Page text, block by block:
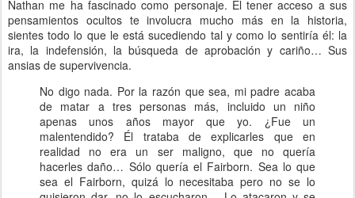
Nathan me ha fascinado como personaje. El tener acceso a sus
pensamientos ocultos te involucra mucho más en la historia,
sientes todo lo que le está sucediendo tal y como lo sentiría él: la
ira, la indefensión, la búsqueda de aprobación y cariño… Sus
ansias de supervivencia.
No digo nada. Por la razón que sea, mi padre acaba
de matar a tres personas más, incluido un niño
apenas unos años mayor que yo. ¿Fue un
malentendido? Él trataba de explicarles que en
realidad no era un ser maligno, que no quería
hacerles daño… Sólo quería el Fairborn. Sea lo que
sea el Fairborn, quizá lo necesitaba pero no se lo